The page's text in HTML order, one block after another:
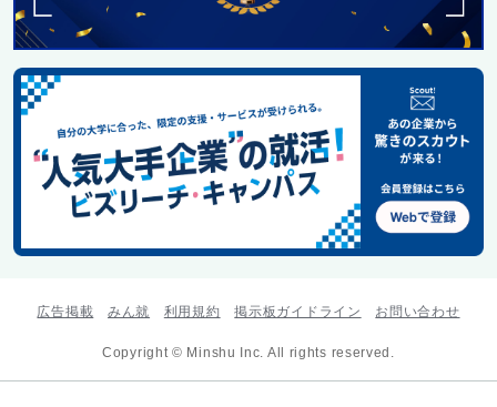
広告掲載 みん就 利用規約 掲示板ガイドライン お問い合わせ
Copyright © Minshu Inc. All rights reserved.